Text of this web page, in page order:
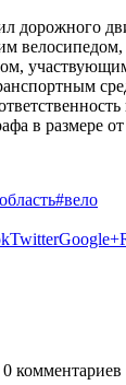
дорожного
в размере
#вело
TwitterGoogle+
0 комментариев